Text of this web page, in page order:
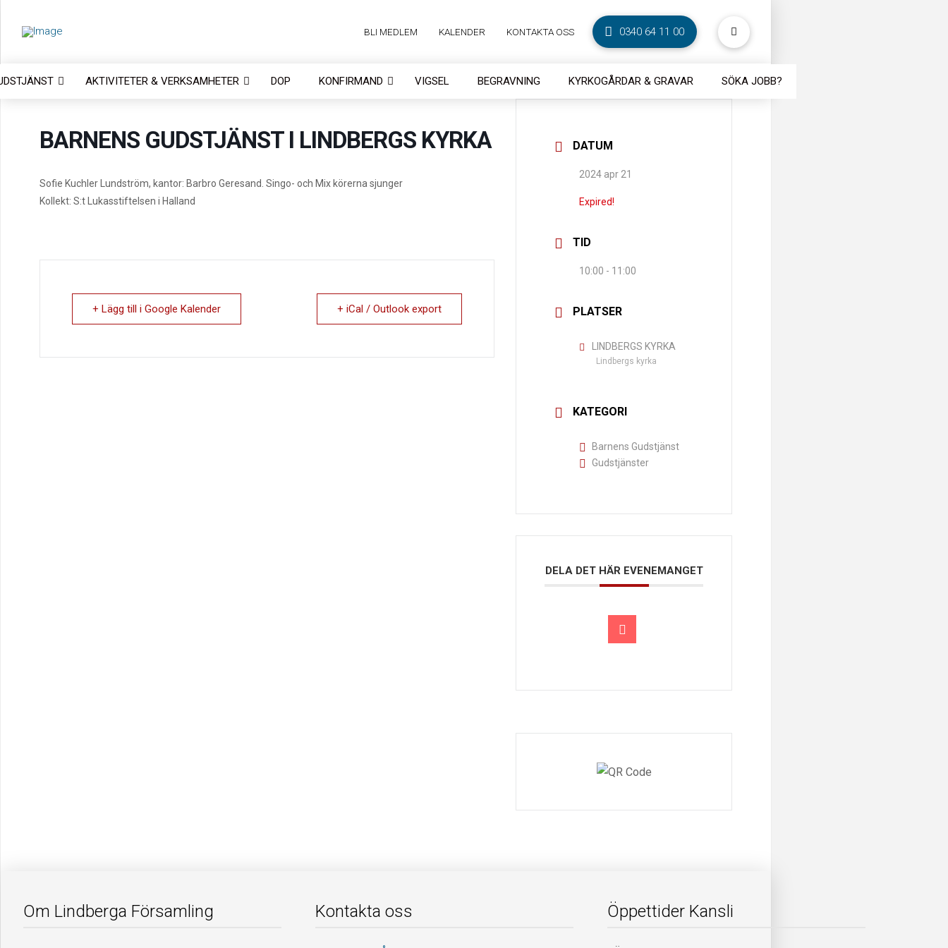
BLI MEDLEM KALENDER KONTAKTA OSS 0340 64 11 00
AKTIVITETER & VERKSAMHETER DOP KONFIRMAND VIGSEL BEGRAVNING KYRKOGÅRDAR & GRAVAR SÖKA JOBB?
BARNENS GUDSTJÄNST I LINDBERGS KYRKA
Sofie Kuchler Lundström, kantor: Barbro Geresand. Singo- och Mix körerna sjunger
Kollekt: S:t Lukasstiftelsen i Halland
+ Lägg till i Google Kalender + iCal / Outlook export
DATUM
2024 apr 21
Expired!
TID
10:00 - 11:00
PLATSER
LINDBERGS KYRKA
Lindbergs kyrka
KATEGORI
Barnens Gudstjänst
Gudstjänster
DELA DET HÄR EVENEMANGET
Om Lindberga Församling Kontakta oss Öppettider Kansli